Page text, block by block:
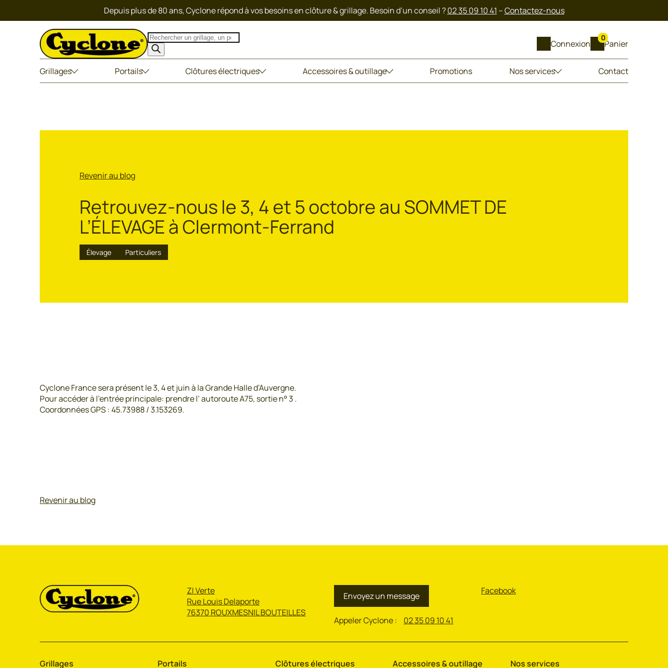
Depuis plus de 80 ans, Cyclone répond à vos besoins en clôture & grillage. Besoin d’un conseil ?02 35 09 10 41 –Contactez-nous
Recherche
de
produits
Connexion Panier
0
Grillages Portails Clôtures électriques Accessoires & outillage Promotions Nos services Contact
Revenir au blog
Retrouvez-nous le 3, 4 et 5 octobre au SOMMET DE
L’ÉLEVAGE à Clermont-Ferrand
Élevage Particuliers
Cyclone France sera présent le 3, 4 et juin à la Grande Halle d’Auvergne.
Pour accéder à l’entrée principale: prendre l’ autoroute A75, sortie n° 3 .
Coordonnées GPS : 45.73988 / 3.153269.
Revenir au blog
ZI Verte
Rue Louis Delaporte
76370 ROUXMESNIL BOUTEILLES
Envoyez un message
Appeler Cyclone : 02 35 09 10 41
Facebook
Grillages Portails Clôtures électriques Accessoires & outillage Nos services